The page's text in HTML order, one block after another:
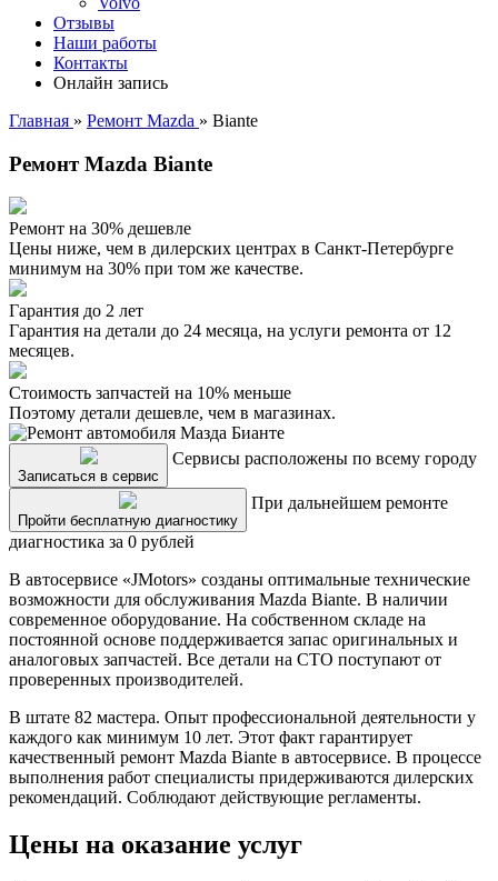
Отзывы
Наши работы
Контакты
Онлайн запись
Главная » Ремонт Mazda » Biante
Ремонт Mazda Biante
Ремонт на 30% дешевле
Цены ниже, чем в дилерских центрах в Санкт-Петербурге
минимум на 30% при том же качестве.
Гарантия до 2 лет
Гарантия на детали до 24 месяца, на услуги ремонта от 12
месяцев.
Стоимость запчастей на 10% меньше
Поэтому детали дешевле, чем в магазинах.
Записаться в сервис
Сервисы расположены по всему городу
Пройти бесплатную диагностику
При дальнейшем ремонте
диагностика за 0 рублей
В автосервисе «JMotors» созданы оптимальные технические
возможности для обслуживания Mazda Biante. В наличии
современное оборудование. На собственном складе на
постоянной основе поддерживается запас оригинальных и
аналоговых запчастей. Все детали на СТО поступают от
проверенных производителей.
В штате 82 мастера. Опыт профессиональной деятельности у
каждого как минимум 10 лет. Этот факт гарантирует
качественный ремонт Mazda Biante в автосервисе. В процессе
выполнения работ специалисты придерживаются дилерских
рекомендаций. Соблюдают действующие регламенты.
Цены на оказание услуг